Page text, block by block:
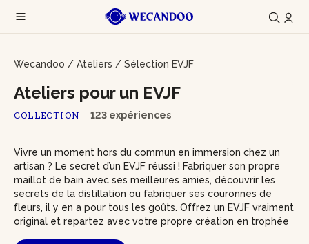
Wecandoo / Ateliers / Sélection EVJF
COLLECTION 123 expériences
Ateliers pour un EVJF
Vivre un moment hors du commun en immersion chez un
artisan ? Le secret d’un EVJF réussi ! Fabriquer son propre
maillot de bain avec ses meilleures amies, découvrir les
secrets de la distillation ou fabriquer ses couronnes de
fleurs, il y en a pour tous les goûts. Offrez un EVJF vraiment
original et repartez avec votre propre création en trophée